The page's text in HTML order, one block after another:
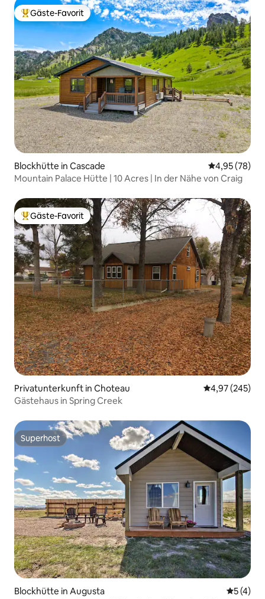
Beliebter Gäste-Favorit.
Gäste-Favorit
Blockhütte in Cascade
4,95 (78)
Mountain Palace Hütte | 10 Acres | In der Nähe von Craig
Beliebter Gäste-Favorit.
Gäste-Favorit
Privatunterkunft in Choteau
4,97 (245)
Gästehaus in Spring Creek
Superhost
Superhost
Blockhütte in Augusta
5 (4)